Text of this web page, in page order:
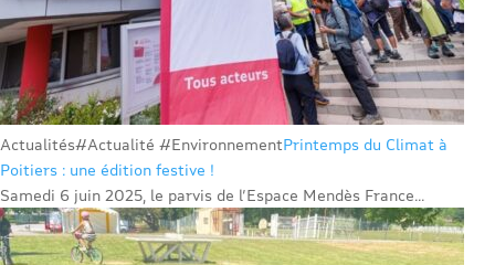
Actualités#Actualité #EnvironnementPrintemps du Climat à
Poitiers : une édition festive !
Samedi 6 juin 2025, le parvis de l’Espace Mendès France...